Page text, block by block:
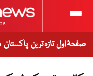
صفحۂ اول تازہ ترین پاکستان